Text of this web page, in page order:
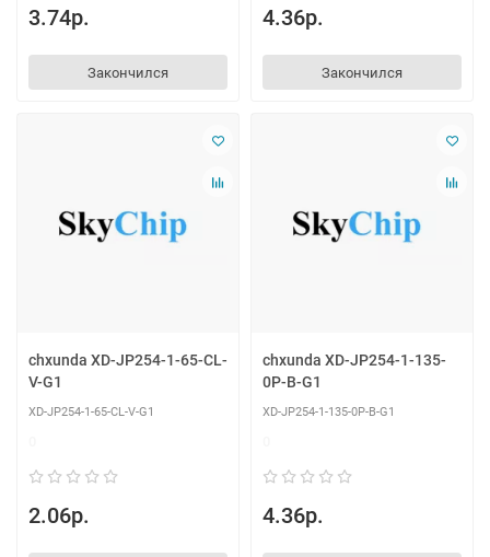
3.74р.
Закончился
4.36р.
Закончился
chxunda XD-JP254-1-65-CL-
V-G1
XD-JP254-1-65-CL-V-G1
2.06р.
chxunda XD-JP254-1-135-
0P-B-G1
XD-JP254-1-135-0P-B-G1
4.36р.